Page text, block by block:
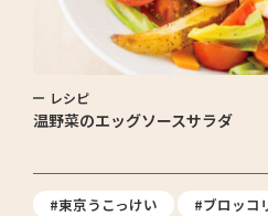
レシピ
温野菜のエッグソースサラダ
#東京うこっけい
#ブロッコ